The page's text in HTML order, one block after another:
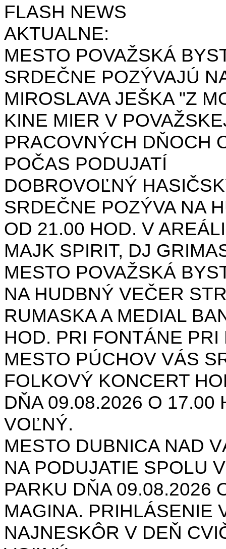
FLASH NEWS
AKTUALNE:
MESTO POVAŽSKÁ
SRDEČNE POZÝVAJÚ
MIROSLAVA JEŠKA "Z
KINE MIER V
PRACOVNÝCH DŇOCH
POČAS PODUJATÍ
DOBROVOĽNÝ
SRDEČNE POZÝVA NA
OD 21.00 HOD. V
MAJK SPIRIT, DJ
MESTO POVAŽSKÁ
NA HUDBNÝ VEČER
RUMASKA A MEDIAL
HOD. PRI FONTÁNE PRI
MESTO PÚCHOV VÁS
FOLKOVÝ KONCERT
DŇA 09.08.2026 O 17.00
VOĽNÝ.
MESTO DUBNICA NAD
NA PODUJATIE SPOLU
PARKU DŇA 09.08.2026
MAGINA. PRIHLÁSENIE
NAJNESKÔR V DEŇ